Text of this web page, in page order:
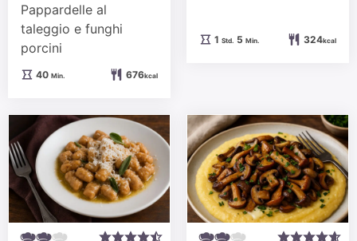
Pappardelle al
taleggio e funghi
porcini
40Minuten
Min. 676kcal
1Stunde
Std. 5Minuten
Min. 324kcal